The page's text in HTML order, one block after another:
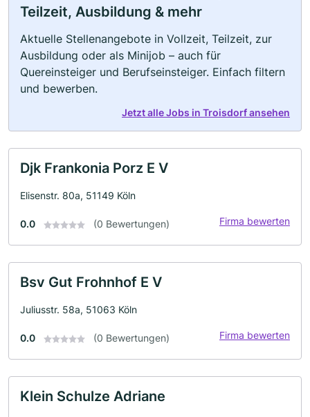
Teilzeit, Ausbildung & mehr
Aktuelle Stellenangebote in Vollzeit, Teilzeit, zur
Ausbildung oder als Minijob – auch für
Quereinsteiger und Berufseinsteiger. Einfach filtern
und bewerben.
Jetzt alle Jobs in Troisdorf ansehen
Djk Frankonia Porz E V
Elisenstr. 80a, 51149 Köln
0.0 (0 Bewertungen) Firma bewerten
Bsv Gut Frohnhof E V
Juliusstr. 58a, 51063 Köln
0.0 (0 Bewertungen) Firma bewerten
Klein Schulze Adriane